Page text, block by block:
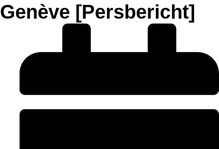
Genève [Persbericht]